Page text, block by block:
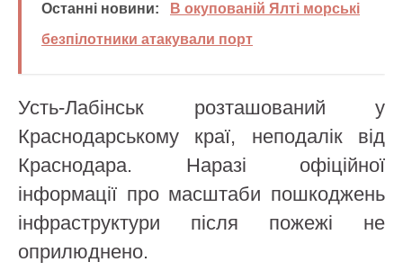
Останні новини:
В окупованій Ялті морські
безпілотники атакували порт
Усть-Лабінськ розташований у
Краснодарському краї, неподалік від
Краснодара. Наразі офіційної
інформації про масштаби пошкоджень
інфраструктури після пожежі не
оприлюднено.